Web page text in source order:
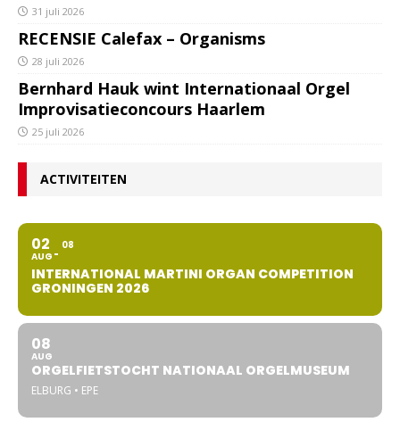
31 juli 2026
RECENSIE Calefax – Organisms
28 juli 2026
Bernhard Hauk wint Internationaal Orgel
Improvisatieconcours Haarlem
25 juli 2026
ACTIVITEITEN
02
AUG
08
INTERNATIONAL MARTINI ORGAN COMPETITION
GRONINGEN 2026
08
AUG
ORGELFIETSTOCHT NATIONAAL ORGELMUSEUM
ELBURG • EPE